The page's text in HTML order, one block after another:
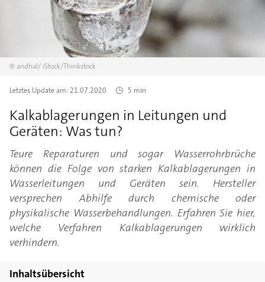
©andhal/ iStock/Thinkstock
Letztes Update am:21.07.2020 5 min
Kalkablagerungen in Leitungen und
Geräten: Was tun?
Teure Reparaturen und sogar Wasserrohrbrüche
können die Folge von starken Kalkablagerungen in
Wasserleitungen und Geräten sein. Hersteller
versprechen Abhilfe durch chemische oder
physikalische Wasserbehandlungen. Erfahren Sie hier,
welche Verfahren Kalkablagerungen wirklich
verhindern.
Inhaltsübersicht